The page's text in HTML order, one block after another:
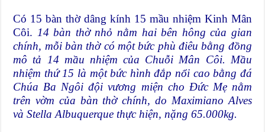
Có 15 bàn thờ dâng kính 15 mầu nhiệm Kinh Mân
Côi. 14 bàn thờ nhỏ nằm hai bên hông của gian
chính, mỗi bàn thờ có một bức phù điêu bằng đồng
mô tả 14 mầu nhiệm của Chuỗi Mân Côi. Mầu
nhiệm thứ 15 là một bức hình đắp nổi cao bằng đá
Chúa Ba Ngôi đội vương miện cho Đức Mẹ nằm
trên vờm của bàn thờ chính, do Maximiano Alves
và Stella Albuquerque thực hiện, nặng 65.000kg.